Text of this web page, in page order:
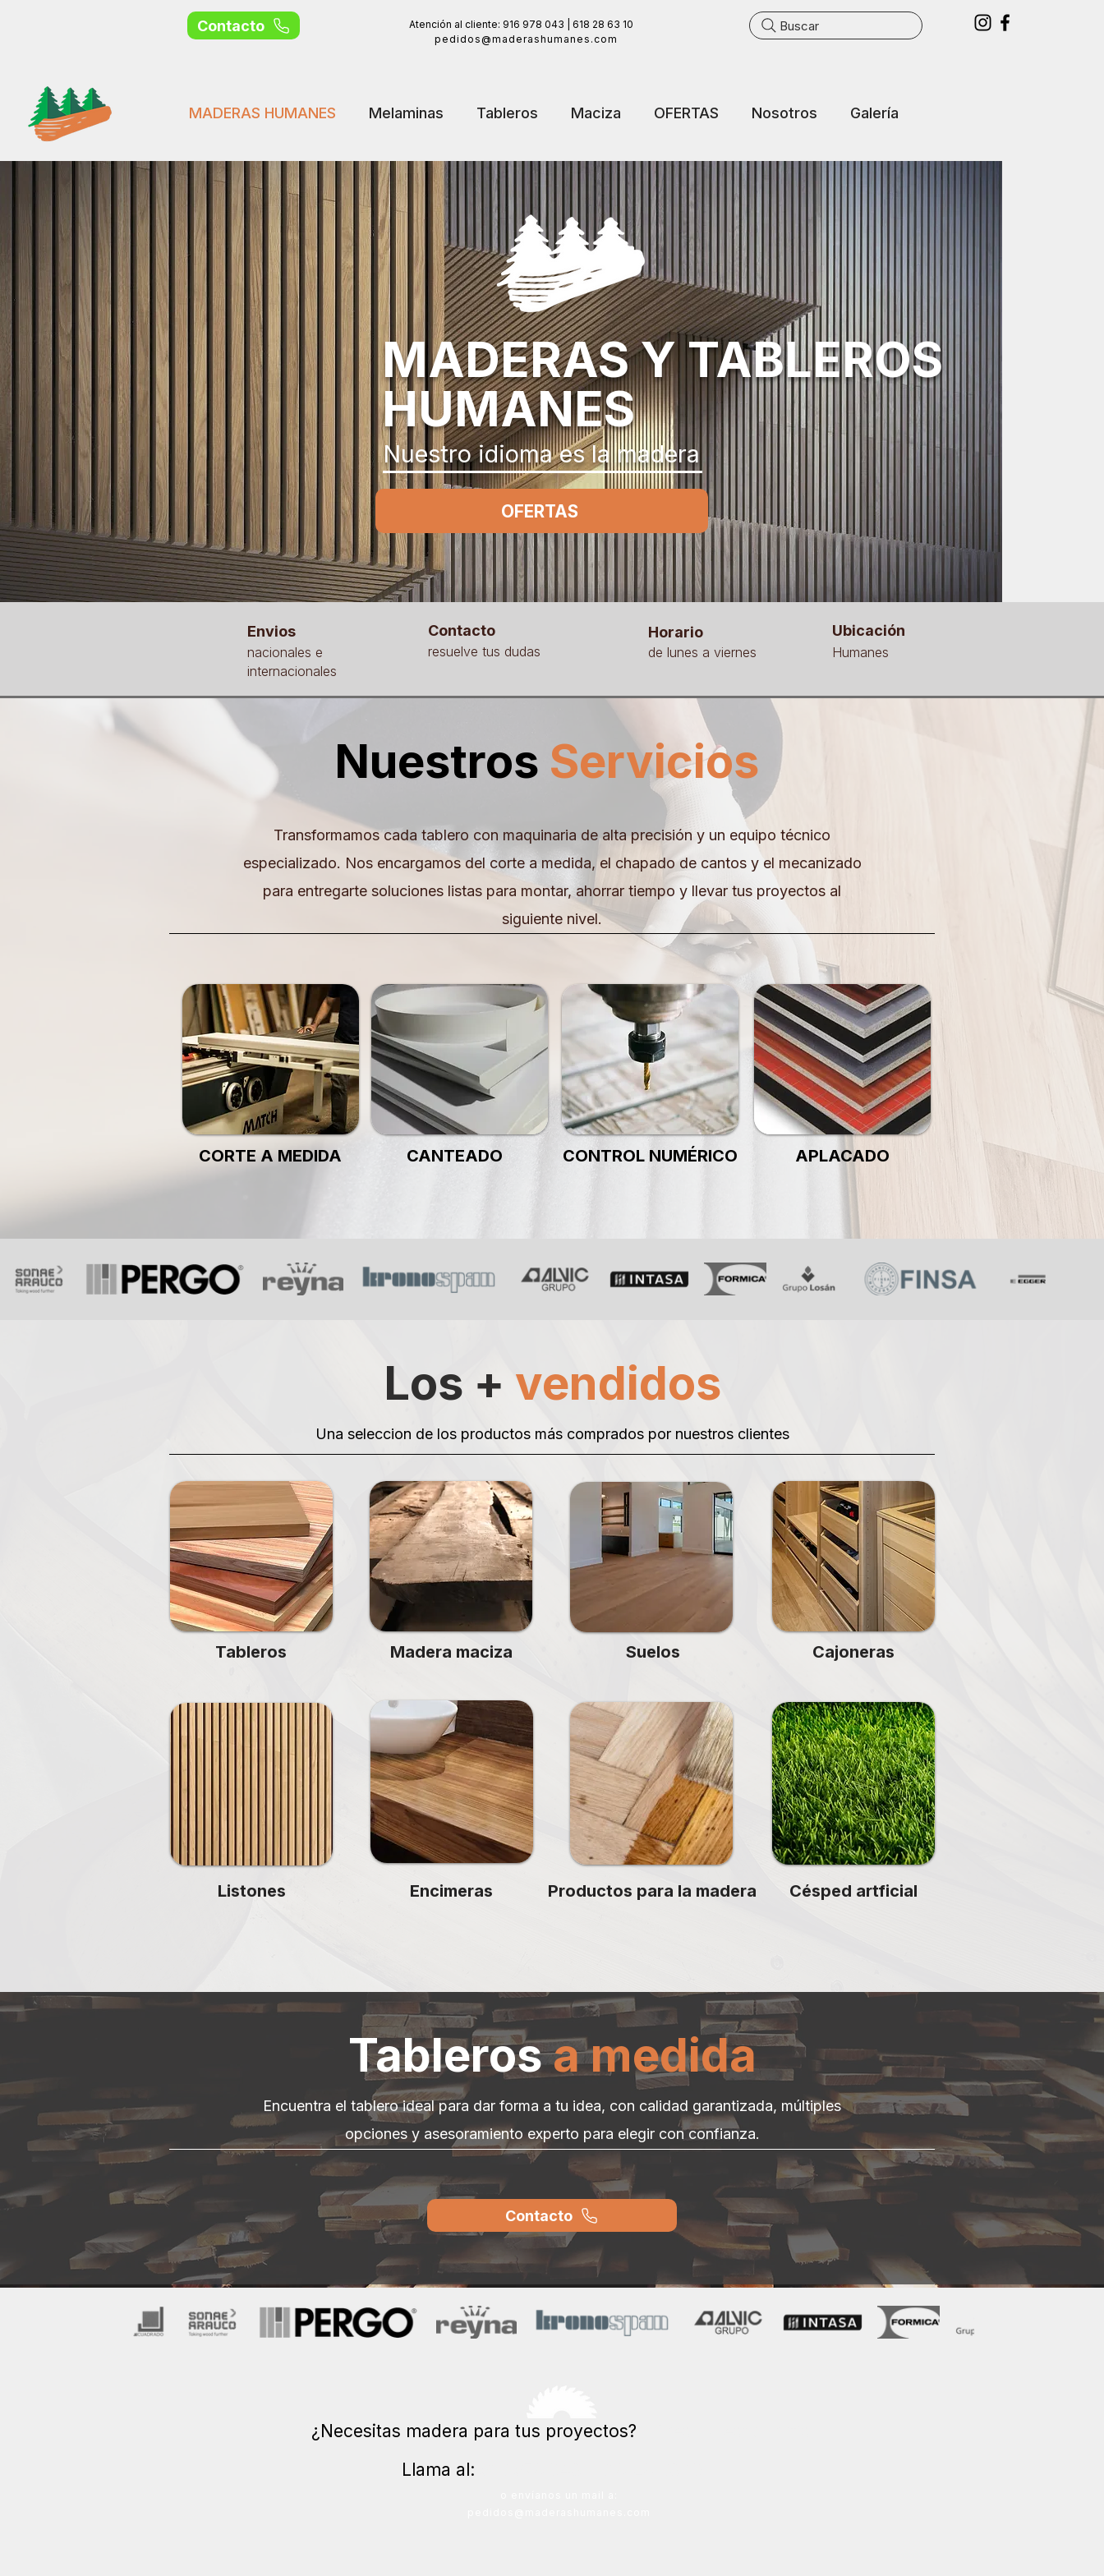
Atención al cliente: 916 978 043 | 618 28 63 10
pedidos@maderashumanes.com
Contacto Buscar
MADERAS HUMANES Melaminas Tableros Maciza OFERTAS Nosotros Galería
MADERAS Y TABLEROS
HUMANES
Nuestro idioma es la madera
OFERTAS
Envios
nacionales e
internacionales
Contacto
resuelve tus dudas
Horario
de lunes a viernes
Ubicación
Humanes
Nuestros Servicios
Transformamos cada tablero con maquinaria de alta precisión y un equipo técnico
especializado. Nos encargamos del corte a medida, el chapado de cantos y el mecanizado
para entregarte soluciones listas para montar, ahorrar tiempo y llevar tus proyectos al
siguiente nivel.
CORTE A MEDIDA CANTEADO CONTROL NUMÉRICO APLACADO
Los + vendidos
Una seleccion de los productos más comprados por nuestros clientes
Tableros Madera maciza Suelos Cajoneras
Productos para la madera Césped artficial
Encimeras
Listones
Tablerosa medida
Encuentra el tablero ideal para dar forma a tu idea, con calidad garantizada, múltiples
opciones y asesoramiento experto para elegir con confianza.
Contacto
Llama al:
¿Necesitas madera para tus proyectos?